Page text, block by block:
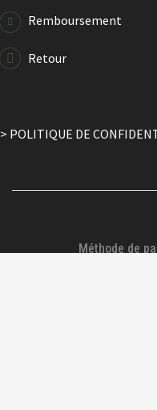
Remboursement
Retour
> POLITIQUE DE
Méthode de